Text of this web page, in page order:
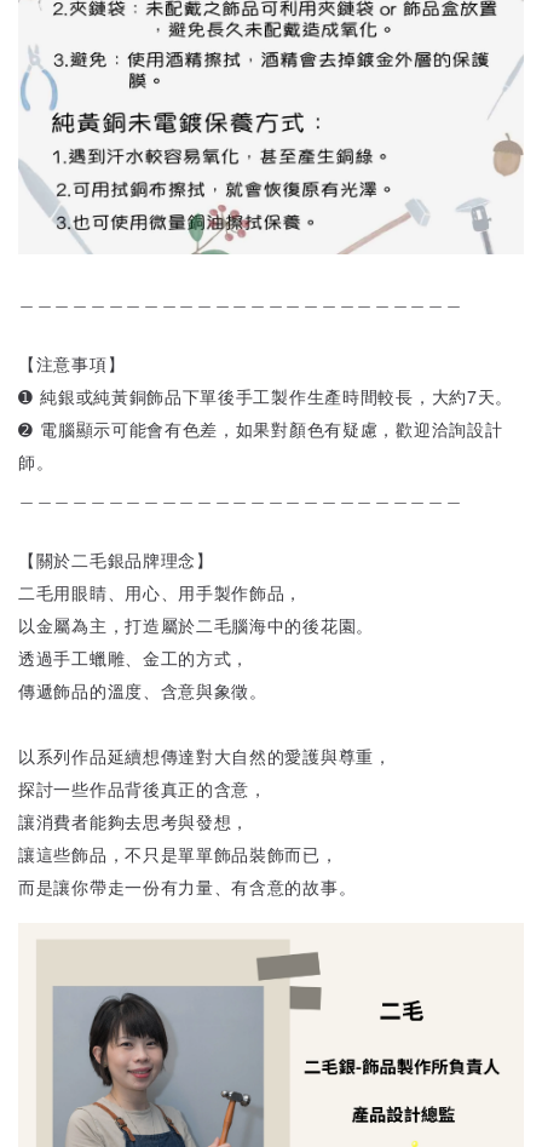
【注意事項】
➊ 純銀或純黃銅飾品下單後手工製作生產時間較長，大約7天。
➋ 電腦顯示可能會有色差，如果對顏色有疑慮，歡迎洽詢設計
師。
【關於二毛銀品牌理念】
二毛用眼睛、用心、用手製作飾品，
以金屬為主，打造屬於二毛腦海中的後花園。
透過手工蠟雕、金工的方式，
傳遞飾品的溫度、含意與象徵。
以系列作品延續想傳達對大自然的愛護與尊重，
探討一些作品背後真正的含意，
讓消費者能夠去思考與發想，
讓這些飾品，不只是單單飾品裝飾而已，
而是讓你帶走一份有力量、有含意的故事。